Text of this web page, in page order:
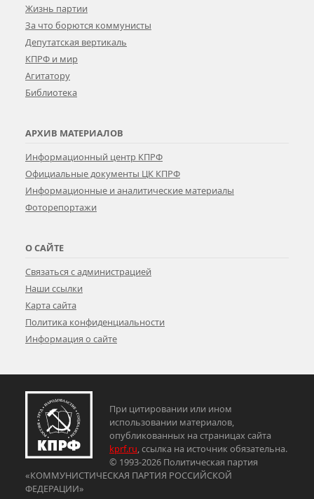
Жизнь партии
За что борются коммунисты
Депутатская вертикаль
КПРФ и мир
Агитатору
Библиотека
АРХИВ МАТЕРИАЛОВ
Информационный центр КПРФ
Официальные документы ЦК КПРФ
Информационные и аналитические материалы
Фоторепортажи
О САЙТЕ
Связаться с администрацией
Наши ссылки
Карта сайта
Политика конфиденциальности
Информация о сайте
При цитировании или ином
использовании материалов,
опубликованных на страницах сайта
kprf.ru, ссылка на источник обязательна.
© 1993-2026 Политическая партия
«КОММУНИСТИЧЕСКАЯ ПАРТИЯ РОССИЙСКОЙ
ФЕДЕРАЦИИ»